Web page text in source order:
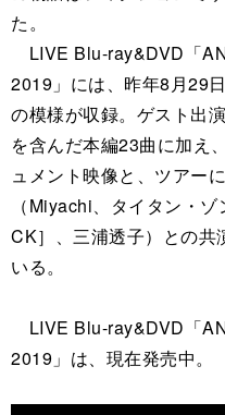
た。
LIVE Blu-ray&DVD「
2019」には、昨年8月29
の模様が収録。ゲスト出
を含んだ本編23曲に加え
ュメント映像と、ツアー
（Miyachi、タイタン・
CK］、三浦透子）との共
いる。
LIVE Blu-ray&DVD「
2019」は、現在発売中。